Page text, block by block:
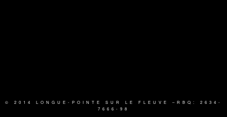
© 2014 LONGUE-POINTE SUR LE FLEUVE –RBQ: 2634-
7666-98